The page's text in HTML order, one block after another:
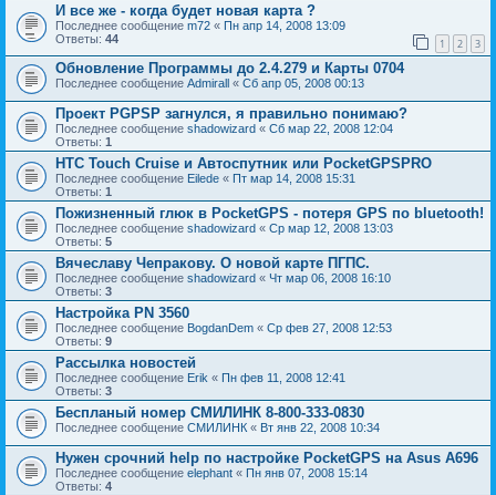
И все же - когда будет новая карта ?
Последнее сообщение m72 « Пн апр 14, 2008 13:09
Ответы: 44 1 2 3
Обновление Программы до 2.4.279 и Карты 0704
Последнее сообщение Admirall « Сб апр 05, 2008 00:13
Проект PGPSP загнулся, я правильно понимаю?
Последнее сообщение shadowizard « Сб мар 22, 2008 12:04
Ответы: 1
HTC Touch Cruise и Автоспутник или PocketGPSPRO
Последнее сообщение Eilede « Пт мар 14, 2008 15:31
Ответы: 1
Пожизненный глюк в PocketGPS - потеря GPS по bluetooth!
Последнее сообщение shadowizard « Ср мар 12, 2008 13:03
Ответы: 5
Вячеславу Чепракову. О новой карте ПГПС.
Последнее сообщение shadowizard « Чт мар 06, 2008 16:10
Ответы: 3
Настройка PN 3560
Последнее сообщение BogdanDem « Ср фев 27, 2008 12:53
Ответы: 9
Рассылка новостей
Последнее сообщение Erik « Пн фев 11, 2008 12:41
Ответы: 3
Беспланый номер СМИЛИНК 8-800-333-0830
Последнее сообщение СМИЛИНК « Вт янв 22, 2008 10:34
Нужен срочний help по настройке PocketGPS на Asus A696
Последнее сообщение elephant « Пн янв 07, 2008 15:14
Ответы: 4